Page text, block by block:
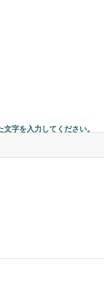
字を入力してください。